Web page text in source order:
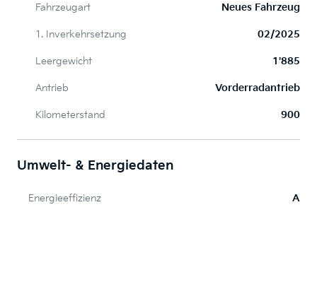
Fahrzeugart Neues Fahrzeug
1. Inverkehrsetzung 02/2025
Leergewicht 1'885
Antrieb Vorderradantrieb
Kilometerstand 900
Umwelt- & Energiedaten
Energieeffizienz A